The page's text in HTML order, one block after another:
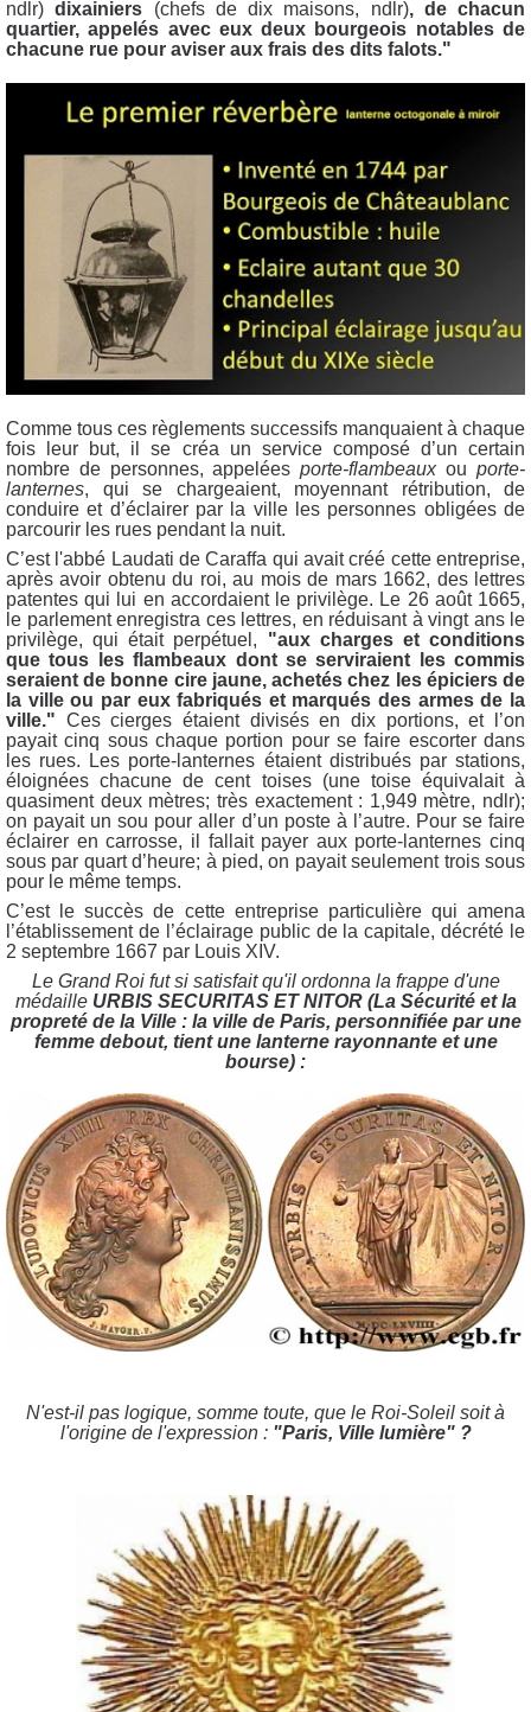
ndlr) dixainiers (chefs de dix maisons, ndlr), de chacun
quartier, appelés avec eux deux bourgeois notables de
chacune rue pour aviser aux frais des dits falots."
Comme tous ces règlements successifs manquaient à chaque
fois leur but, il se créa un service composé d’un certain
nombre de personnes, appeléesporte-flambeauxouporte-
lanternes, qui se chargeaient, moyennant rétribution, de
conduire et d’éclairer par la ville les personnes obligées de
parcourir les rues pendant la nuit.
C’est l'abbé Laudati de Caraffa qui avait créé cette entreprise,
après avoir obtenu du roi, au mois de mars 1662, des lettres
patentes qui lui en accordaient le privilège. Le 26 août 1665,
le parlement enregistra ces lettres, en réduisant à vingt ans le
privilège, qui était perpétuel, "aux charges et conditions
que tous les flambeaux dont se serviraient les commis
seraient de bonne cire jaune, achetés chez les épiciers de
la ville ou par eux fabriqués et marqués des armes de la
ville." Ces cierges étaient divisés en dix portions, et l’on
payait cinq sous chaque portion pour se faire escorter dans
les rues. Les porte-lanternes étaient distribués par stations,
éloignées chacune de cent toises (une toise équivalait à
quasiment deux mètres; très exactement : 1,949 mètre, ndlr);
on payait un sou pour aller d’un poste à l’autre. Pour se faire
éclairer en carrosse, il fallait payer aux porte-lanternes cinq
sous par quart d’heure; à pied, on payait seulement trois sous
pour le même temps.
C’est le succès de cette entreprise particulière qui amena
l’établissement de l’éclairage public de la capitale, décrété le
2 septembre 1667 par Louis XIV.
Le Grand Roi fut si satisfait qu'il ordonna la frappe d'une
médaille URBIS SECURITAS ET NITOR (La Sécurité et la
propreté de la Ville : la ville de Paris, personnifiée par une
femme debout, tient une lanterne rayonnante et une
bourse) :
N'est-il pas logique, somme toute, que le Roi-Soleil soit à
l'origine de l'expression : "Paris, Ville lumière" ?